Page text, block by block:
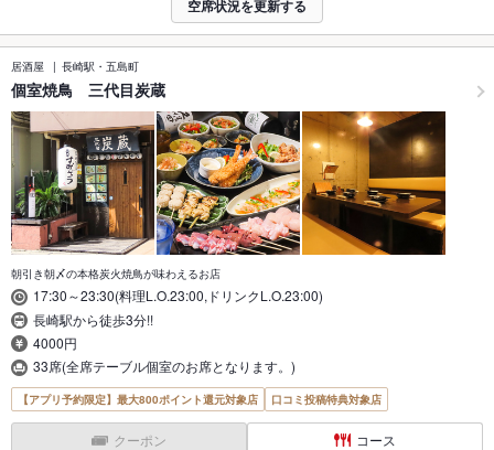
空席状況を更新する
居酒屋 長崎駅・五島町
個室焼鳥 三代目炭蔵
朝引き朝〆の本格炭火焼鳥が味わえるお店
17:30～23:30(料理L.O.23:00,ドリンクL.O.23:00)
長崎駅から徒歩3分!!
4000円
33席(全席テーブル個室のお席となります。)
【アプリ予約限定】最大800ポイント還元対象店 口コミ投稿特典対象店
クーポン コース